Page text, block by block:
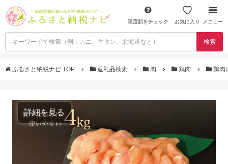
限度額をチェック お気に入り メニュー
検索
ふるさと納税ナビ TOP 返礼品検索 肉 鶏肉 鶏肉
詳細を見る